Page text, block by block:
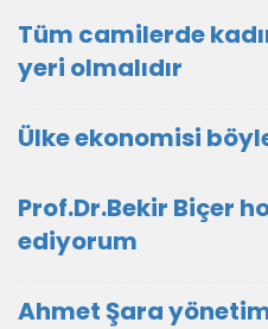
Tüm camilerde
yeri olmalıdır
Ülke ekonomisi
Prof.Dr.Bekir Biçer
ediyorum
Ahmet Şara